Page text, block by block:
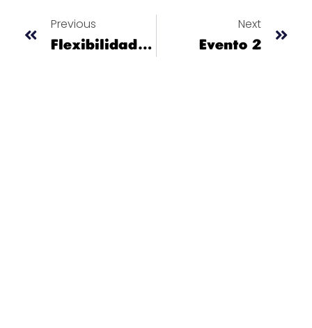
Previous
Flexibilidad Curricular
Next
Evento 2